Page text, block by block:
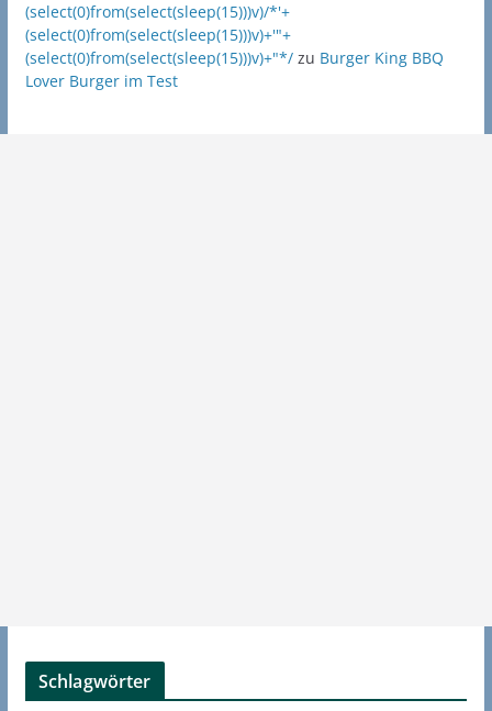
(select(0)from(select(sleep(15)))v)/*'+
(select(0)from(select(sleep(15)))v)+'"+
(select(0)from(select(sleep(15)))v)+"*/zu Burger King BBQ
Lover Burger im Test
Schlagwörter